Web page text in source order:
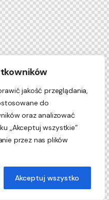
jakość przeglądania,
do
oraz analizować
„Akceptuj wszystkie”
przez nas plików
Akceptuj wszystko